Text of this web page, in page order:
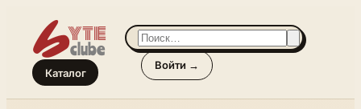
Каталог
Войти →